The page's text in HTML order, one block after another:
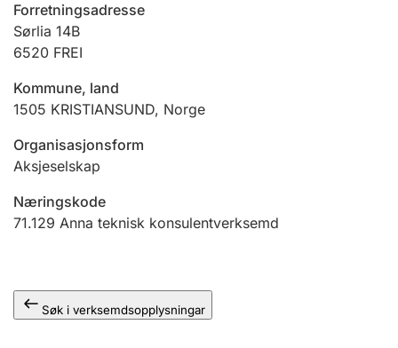
Jeger
Ektepaktrettleiaren
Andre tema
Forretningsadresse
Sørlia 14B
6520 FREI
Kommune, land
1505 KRISTIANSUND, Norge
Organisasjonsform
Aksjeselskap
Næringskode
71.129 Anna teknisk konsulentverksemd
Søk i verksemdsopplysningar